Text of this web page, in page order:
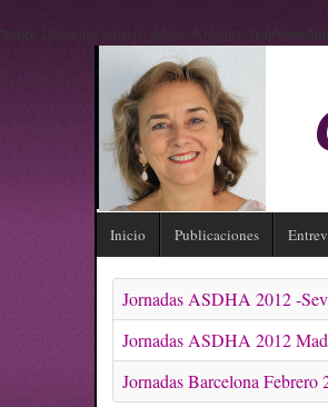
Notice : Undefined variable: enhancedOutput in /var/www/
Inicio Publicaciones
Jornadas ASDHA 2012 -
Jornadas ASDHA 2012
Jornadas Barcelona Febrero